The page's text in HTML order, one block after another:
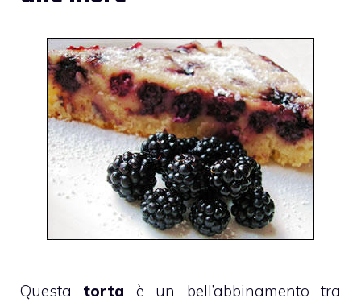
Questa torta è un bell’abbinamento tra